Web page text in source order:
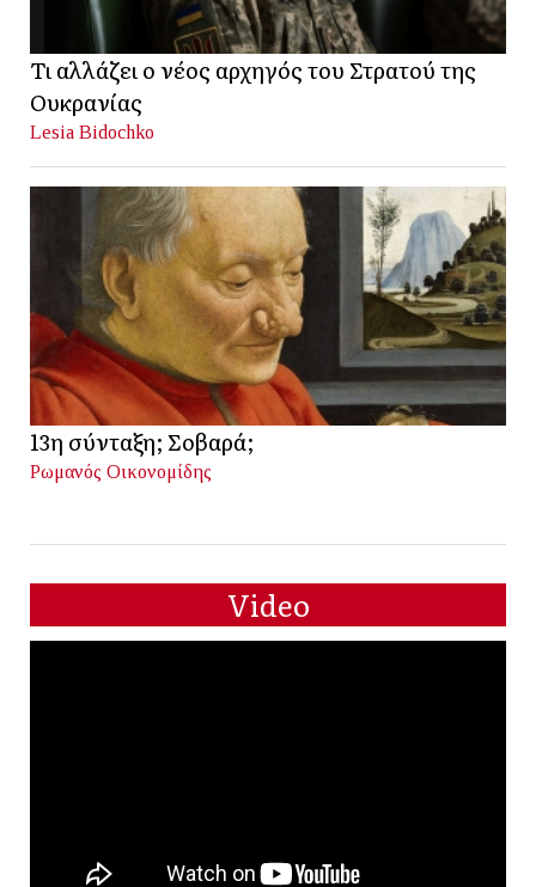
Τι αλλάζει ο νέος αρχηγός του Στρατού της
Ουκρανίας
Lesia Bidochko
13η σύνταξη; Σοβαρά;
Ρωμανός Οικονομίδης
Video